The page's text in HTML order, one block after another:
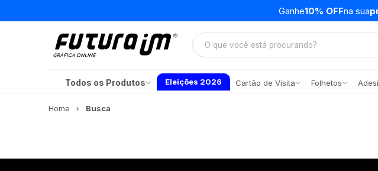
Ganhe10% OFFna sua
Todos os Produtos Eleições 2026 Cartão de Visita Folhetos
Home Busca